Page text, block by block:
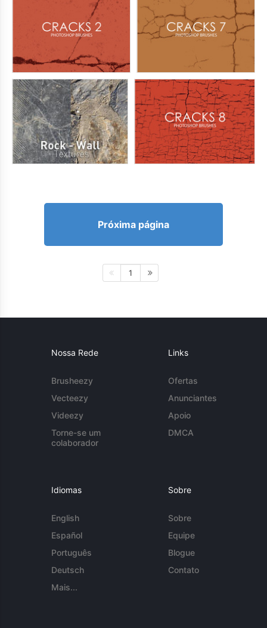
Próxima página
1
Nossa Rede
Brusheezy
Vecteezy
Videezy
Torne-se um
colaborador
Links
Ofertas
Anunciantes
Apoio
DMCA
Idiomas
English
Español
Português
Deutsch
Mais...
Sobre
Sobre
Equipe
Blogue
Contato